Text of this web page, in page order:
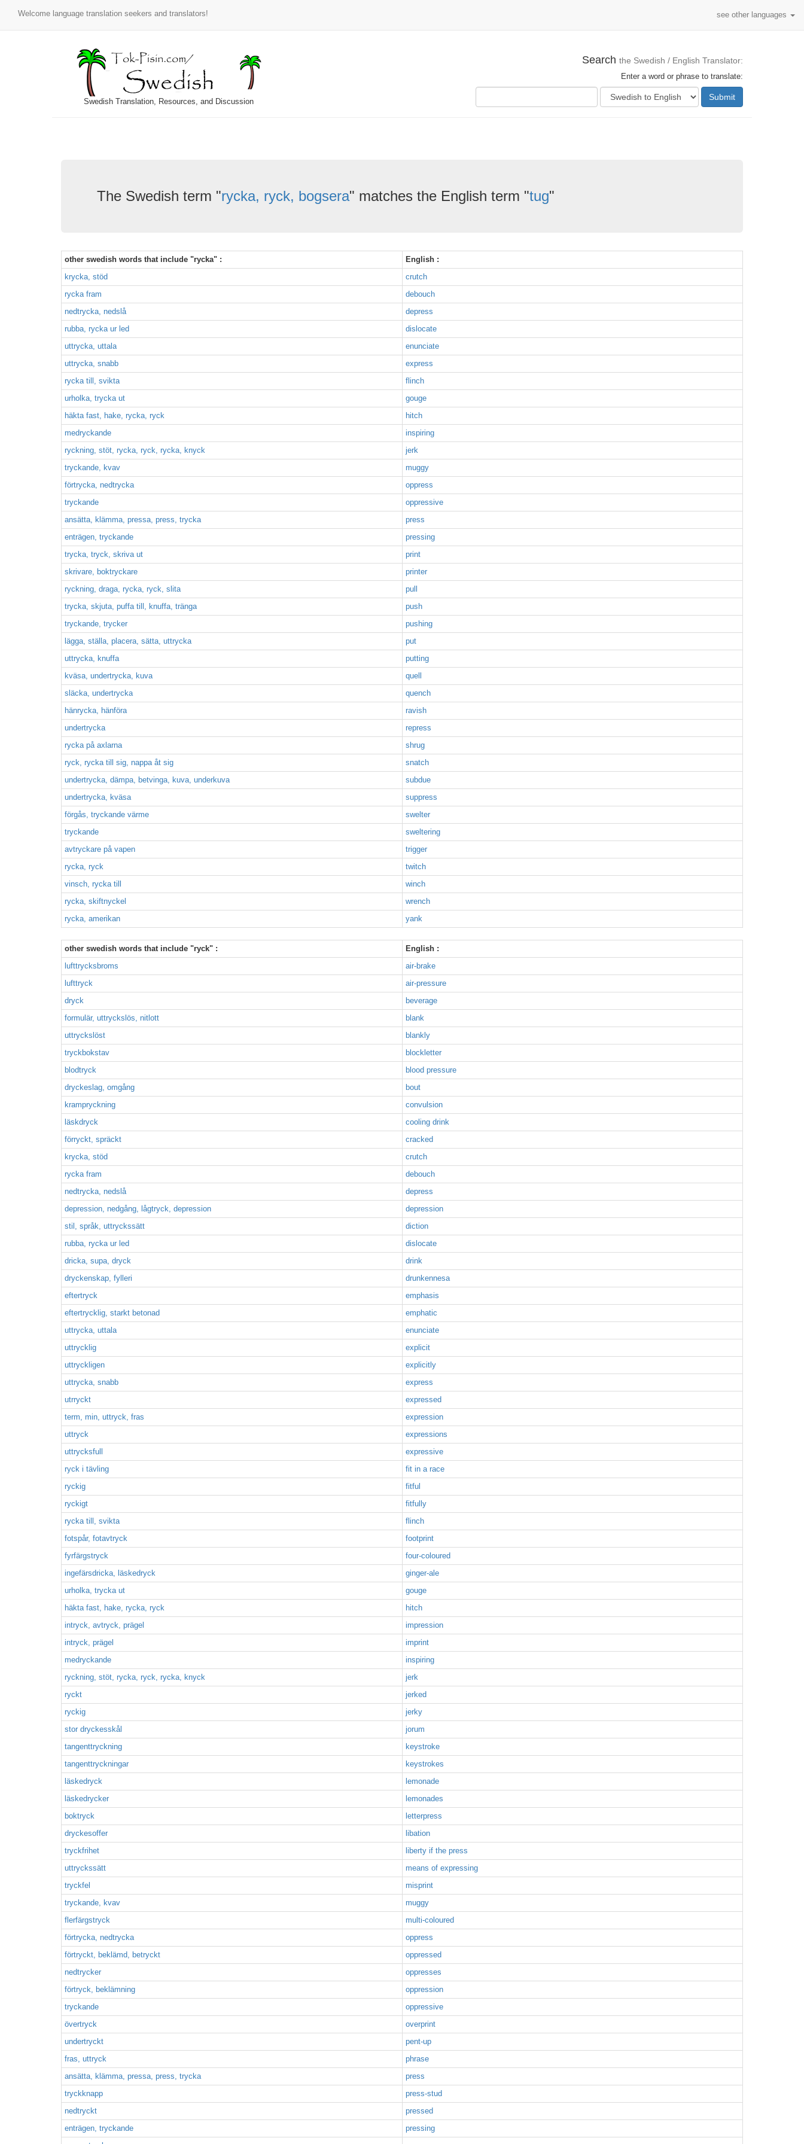
Welcome language translation seekers and translators! see other languages
Swedish Translation, Resources, and Discussion
Search the Swedish / English Translator:
Enter a word or phrase to translate:
Submit
The Swedish term "rycka, ryck, bogsera" matches the English term "tug"
other swedish words that include "rycka" :
English :
krycka, stöd
crutch
rycka fram
debouch
nedtrycka, nedslå
depress
rubba, rycka ur led
dislocate
uttrycka, uttala
enunciate
uttrycka, snabb
express
rycka till, svikta
flinch
urholka, trycka ut
gouge
häkta fast, hake, rycka, ryck
hitch
medryckande
inspiring
ryckning, stöt, rycka, ryck, rycka, knyck
jerk
tryckande, kvav
muggy
förtrycka, nedtrycka
oppress
tryckande
oppressive
ansätta, klämma, pressa, press, trycka
press
enträgen, tryckande
pressing
trycka, tryck, skriva ut
print
skrivare, boktryckare
printer
ryckning, draga, rycka, ryck, slita
pull
trycka, skjuta, puffa till, knuffa, tränga
push
tryckande, trycker
pushing
lägga, ställa, placera, sätta, uttrycka
put
uttrycka, knuffa
putting
kväsa, undertrycka, kuva
quell
släcka, undertrycka
quench
hänrycka, hänföra
ravish
undertrycka
repress
rycka på axlarna
shrug
ryck, rycka till sig, nappa åt sig
snatch
undertrycka, dämpa, betvinga, kuva, underkuva
subdue
undertrycka, kväsa
suppress
förgås, tryckande värme
swelter
tryckande
sweltering
avtryckare på vapen
trigger
rycka, ryck
twitch
vinsch, rycka till
winch
rycka, skiftnyckel
wrench
rycka, amerikan
yank
other swedish words that include "ryck" :
English :
lufttrycksbroms
air-brake
lufttryck
air-pressure
dryck
beverage
formulär, uttryckslös, nitlott
blank
uttryckslöst
blankly
tryckbokstav
blockletter
blodtryck
blood pressure
dryckeslag, omgång
bout
krampryckning
convulsion
läskdryck
cooling drink
förryckt, spräckt
cracked
krycka, stöd
crutch
rycka fram
debouch
nedtrycka, nedslå
depress
depression, nedgång, lågtryck, depression
depression
stil, språk, uttryckssätt
diction
rubba, rycka ur led
dislocate
dricka, supa, dryck
drink
dryckenskap, fylleri
drunkennesa
eftertryck
emphasis
eftertrycklig, starkt betonad
emphatic
uttrycka, uttala
enunciate
uttrycklig
explicit
uttryckligen
explicitly
uttrycka, snabb
express
utrryckt
expressed
term, min, uttryck, fras
expression
uttryck
expressions
uttrycksfull
expressive
ryck i tävling
fit in a race
ryckig
fitful
ryckigt
fitfully
rycka till, svikta
flinch
fotspår, fotavtryck
footprint
fyrfärgstryck
four-coloured
ingefärsdricka, läskedryck
ginger-ale
urholka, trycka ut
gouge
häkta fast, hake, rycka, ryck
hitch
intryck, avtryck, prägel
impression
intryck, prägel
imprint
medryckande
inspiring
ryckning, stöt, rycka, ryck, rycka, knyck
jerk
ryckt
jerked
ryckig
jerky
stor dryckesskål
jorum
tangenttryckning
keystroke
tangenttryckningar
keystrokes
läskedryck
lemonade
läskedrycker
lemonades
boktryck
letterpress
dryckesoffer
libation
tryckfrihet
liberty if the press
uttryckssätt
means of expressing
tryckfel
misprint
tryckande, kvav
muggy
flerfärgstryck
multi-coloured
förtrycka, nedtrycka
oppress
förtryckt, beklämd, betryckt
oppressed
nedtrycker
oppresses
förtryck, beklämning
oppression
tryckande
oppressive
övertryck
overprint
undertryckt
pent-up
fras, uttryck
phrase
ansätta, klämma, pressa, press, trycka
press
tryckknapp
press-stud
nedtryckt
pressed
enträgen, tryckande
pressing